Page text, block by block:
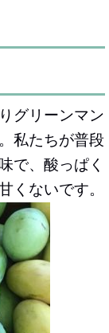
グリーンマン
私たちが普段
で、酸っぱく
くないです。